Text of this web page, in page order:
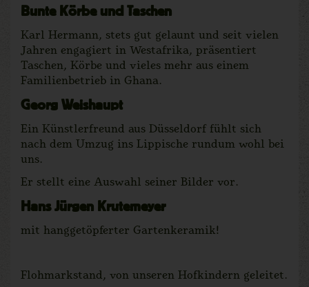
Bunte Körbe und Taschen
Karl Hermann, stets gut gelaunt und seit vielen
Jahren engagiert in Westafrika, präsentiert
Taschen, Körbe und vieles mehr aus einem
Familienbetrieb in Ghana.
Georg Weishaupt
Ein Künstlerfreund aus Düsseldorf fühlt sich
nach dem Umzug ins Lippische rundum wohl bei
uns.
Er stellt eine Auswahl seiner Bilder vor.
Hans Jürgen Krutemeyer
mit hanggetöpferter Gartenkeramik!
Flohmarkstand, von unseren Hofkindern geleitet.